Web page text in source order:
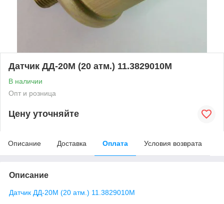
Датчик ДД-20М (20 атм.) 11.3829010М
В наличии
Опт и розница
Цену уточняйте
Описание Доставка Оплата Условия возврата
Описание
Датчик ДД-20М (20 атм.) 11.3829010М